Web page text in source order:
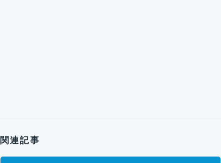
関連記事